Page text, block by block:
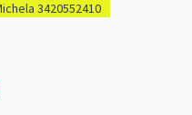
3420552410